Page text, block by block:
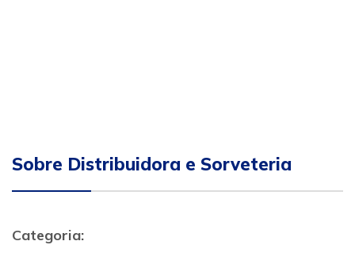
Sobre Distribuidora e Sorveteria
Categoria: